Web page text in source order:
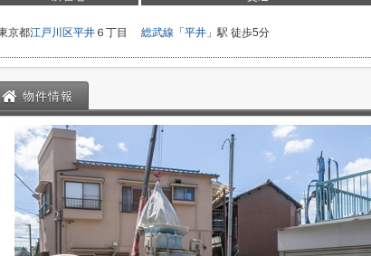
京都江戸川区平井 ６丁目 総武線 「 平井 」駅 徒歩5分
物件情報